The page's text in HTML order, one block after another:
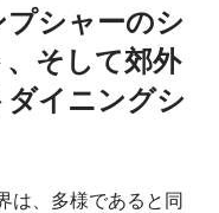
プシャーのシ
そして郊外
ダイニングシ
は、多様であると同